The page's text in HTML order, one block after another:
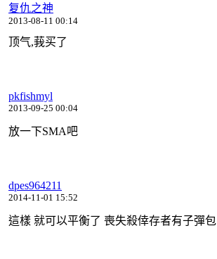
复仇之神
2013-08-11 00:14
顶气,莪买了
pkfishmyl
2013-09-25 00:04
放一下SMA吧
dpes964211
2014-11-01 15:52
這樣 就可以平衡了 喪失殺倖存者有子彈包